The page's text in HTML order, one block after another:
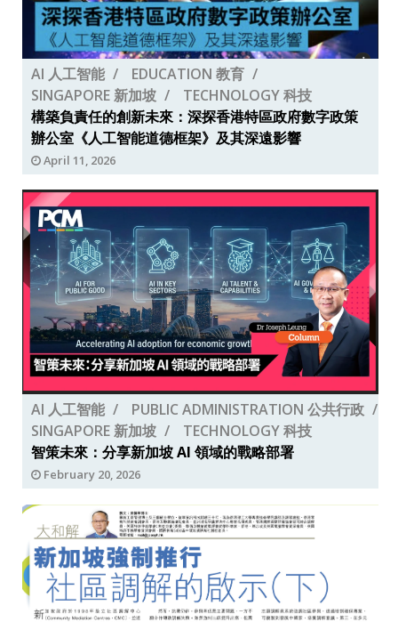
AI 人工智能
EDUCATION 教育
SINGAPORE 新加坡
TECHNOLOGY 科技
構築負責任的創新未來：深探香港特區政府數字政策
辦公室《人工智能道德框架》及其深遠影響
April 11, 2026
AI 人工智能
PUBLIC ADMINISTRATION 公共行政
SINGAPORE 新加坡
TECHNOLOGY 科技
智策未來：分享新加坡 AI 領域的戰略部署
February 20, 2026